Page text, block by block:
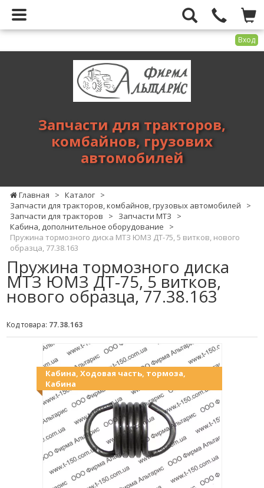
Вход
тракторов,
комбайнов,
Запчасти для тракторов,
комбайнов, грузових
автомобилей
Главная > Каталог >
Запчасти для тракторов, комбайнов, грузовых автомобилей
>
Запчасти для тракторов
> Запчасти МТЗ
>
Кабина, дополнительное оборудование
>
Пружина тормозного диска МТЗ ЮМЗ ДТ-75, 5 витков, нового
образца, 77.38.163
Пружина тормозного диска
МТЗ ЮМЗ ДТ-75, 5 витков,
нового образца, 77.38.163
Код товара: 77.38.163
Кабина, Ходовая часть, тормоза,
Кабина